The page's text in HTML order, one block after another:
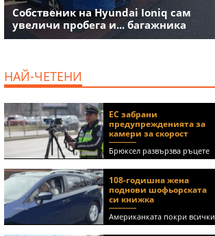
Собственик на Hyundai Ioniq сам
увеличи пробега и... багажника
НАЙ-ЧЕТЕНИ
ЕС забрани
предупрежденията за
камери за скорост
Брюксел развързва ръцете
на правителствата за
приложения като Waze и
Google Maps
108-годишна жена
поднови шофьорската
си книжка
Американката покри всички
медицински изисквания, за